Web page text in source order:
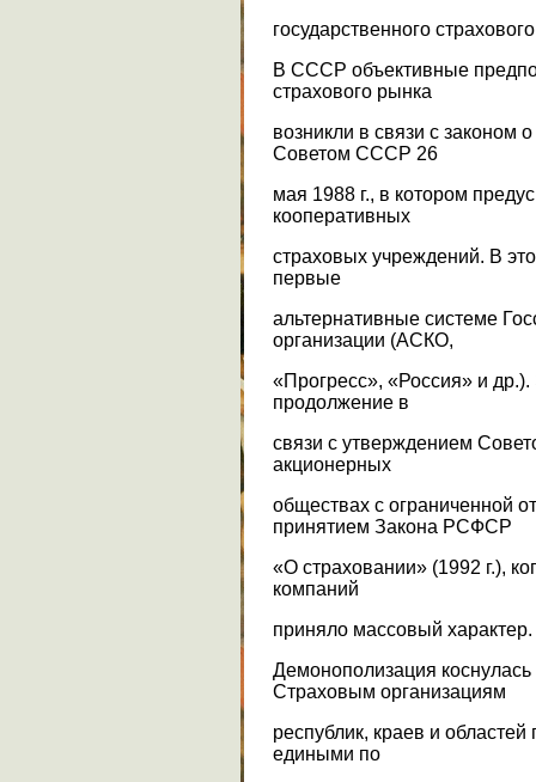
государственного
В СССР объективные
страхового рынка
возникли в связи с
Советом СССР 26
мая 1988 г., в котором
кооперативных
страховых учреждений. В
первые
альтернативные системе
организации (АСКО,
«Прогресс», «Россия» и др.).
продолжение в
связи с утверждением
акционерных
обществах с ограниченной
принятием Закона РСФСР
«О страховании» (1992 г.),
компаний
приняло массовый характер.
Демонополизация
Страховым организациям
республик, краев и
едиными по